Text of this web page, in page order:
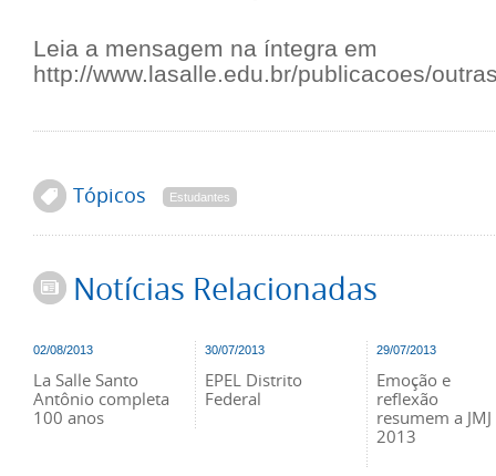
Leia a mensagem na íntegra em
http://www.lasalle.edu.br/publicacoes/
Tópicos Estudantes
Notícias Relacionadas
02/08/2013
La Salle Santo
Antônio completa
100 anos
30/07/2013
EPEL Distrito
Federal
29/07/2013
Emoção e
reflexão
resumem a JMJ
2013